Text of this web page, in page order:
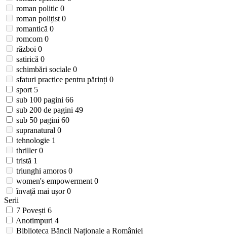
roman politic 0
roman polițist 0
romantică 0
romcom 0
război 0
satirică 0
schimbări sociale 0
sfaturi practice pentru părinți 0
sport 5
sub 100 pagini 66
sub 200 de pagini 49
sub 50 pagini 60
supranatural 0
tehnologie 1
thriller0
tristă 1
triunghi amoros 0
women's empowerment 0
învață mai ușor0
Serii
7 Povești 6
Anotimpuri 4
Biblioteca Băncii Naționale a României